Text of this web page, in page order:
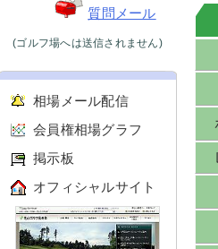
質問メール
(ゴルフ場へは送信されません)
相場メール配信
会員権相場グラフ
掲示板
オフィシャルサイト